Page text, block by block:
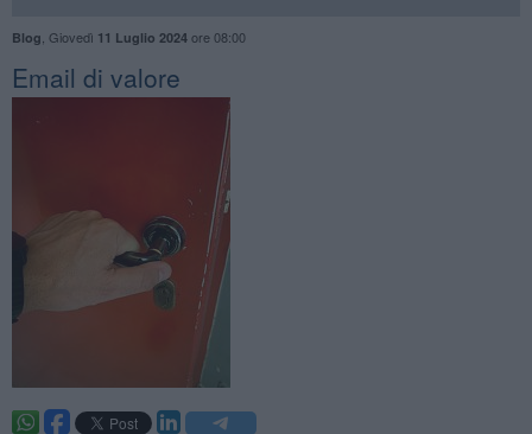
Blog Giovedì 11 Luglio 2024ore 08:00
​Email di valore